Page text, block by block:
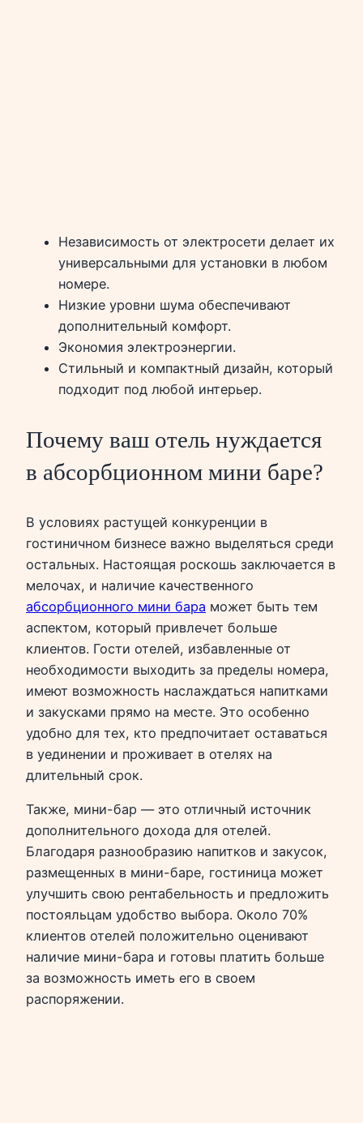
Независимость от электросети делает их
универсальными для установки в любом
номере.
Низкие уровни шума обеспечивают
дополнительный комфорт.
Экономия электроэнергии.
Стильный и компактный дизайн, который
подходит под любой интерьер.
Почему ваш отель нуждается
в абсорбционном мини баре?
В условиях растущей конкуренции в
гостиничном бизнесе важно выделяться среди
остальных. Настоящая роскошь заключается в
мелочах, и наличие качественного
абсорбционного мини бара может быть тем
аспектом, который привлечет больше
клиентов. Гости отелей, избавленные от
необходимости выходить за пределы номера,
имеют возможность наслаждаться напитками
и закусками прямо на месте. Это особенно
удобно для тех, кто предпочитает оставаться
в уединении и проживает в отелях на
длительный срок.
Также, мини-бар — это отличный источник
дополнительного дохода для отелей.
Благодаря разнообразию напитков и закусок,
размещенных в мини-баре, гостиница может
улучшить свою рентабельность и предложить
постояльцам удобство выбора. Около 70%
клиентов отелей положительно оценивают
наличие мини-бара и готовы платить больше
за возможность иметь его в своем
распоряжении.